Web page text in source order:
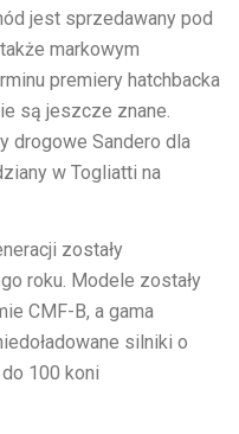
jest sprzedawany pod
markowym
premiery hatchbacka
są jeszcze znane.
drogowe Sandero dla
w Togliatti na
zostały
roku. Modele zostały
CMF-B, a gama
silniki o
100 koni